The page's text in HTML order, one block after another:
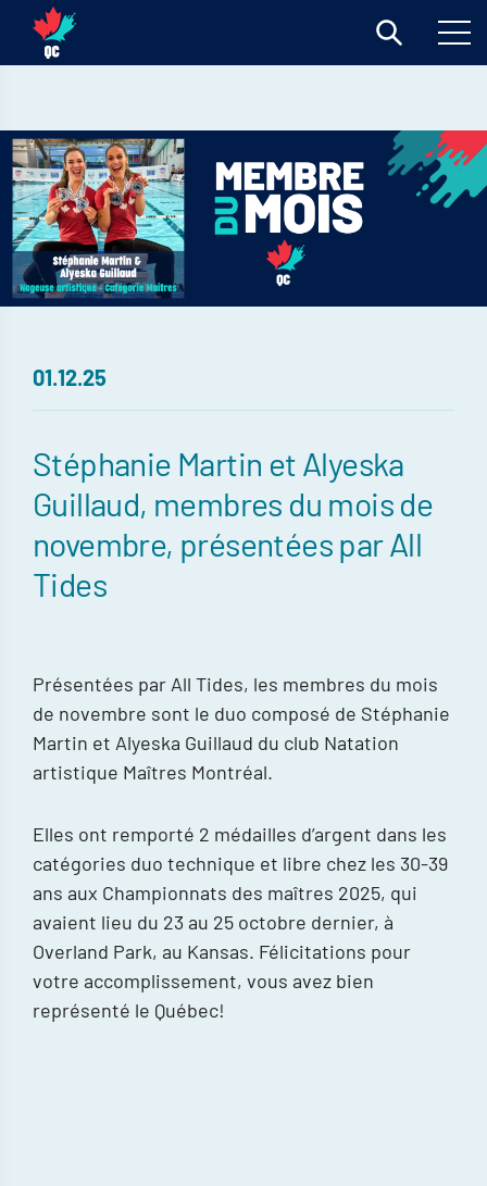
01.12.25
Stéphanie Martin et Alyeska
Guillaud, membres du mois de
novembre, présentées par All
Tides
Présentées par All Tides, les membres du mois
de novembre sont le duo composé de Stéphanie
Martin et Alyeska Guillaud du club Natation
artistique Maîtres Montréal.
Elles ont remporté 2 médailles d’argent dans les
catégories duo technique et libre chez les 30-39
ans aux Championnats des maîtres 2025, qui
avaient lieu du 23 au 25 octobre dernier, à
Overland Park, au Kansas. Félicitations pour
votre accomplissement, vous avez bien
représenté le Québec!